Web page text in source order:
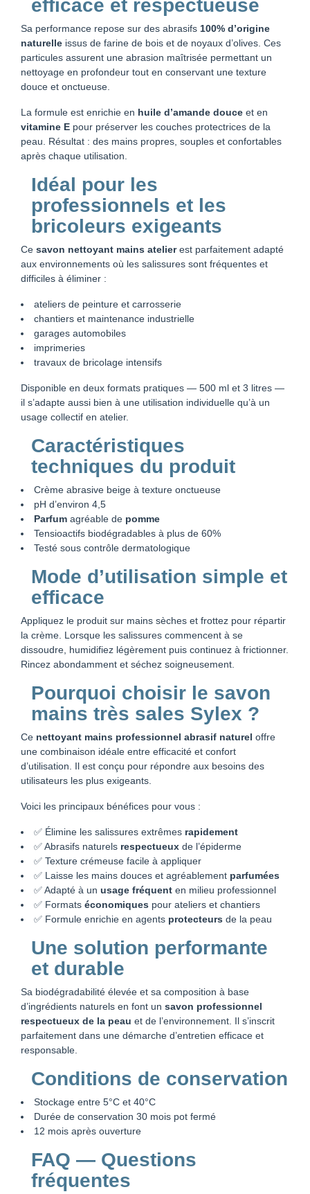
efficace et respectueuse
Sa performance repose sur des abrasifs 100% d’origine
naturelle issus de farine de bois et de noyaux d’olives. Ces
particules assurent une abrasion maîtrisée permettant un
nettoyage en profondeur tout en conservant une texture
douce et onctueuse.
La formule est enrichie en huile d’amande douce et en
vitamine E pour préserver les couches protectrices de la
peau. Résultat : des mains propres, souples et confortables
après chaque utilisation.
Idéal pour les
professionnels et les
bricoleurs exigeants
Ce savon nettoyant mains atelierest parfaitement adapté
aux environnements où les salissures sont fréquentes et
difficiles à éliminer :
ateliers de peinture et carrosserie
chantiers et maintenance industrielle
garages automobiles
imprimeries
travaux de bricolage intensifs
Disponible en deux formats pratiques — 500 ml et 3 litres —
il s’adapte aussi bien à une utilisation individuelle qu’à un
usage collectif en atelier.
Caractéristiques
techniques du produit
Crème abrasive beige à texture onctueuse
pH d’environ 4,5
Parfum agréable de pomme
Tensioactifs biodégradables à plus de 60%
Testé sous contrôle dermatologique
Mode d’utilisation simple et
efficace
Appliquez le produit sur mains sèches et frottez pour répartir
la crème. Lorsque les salissures commencent à se
dissoudre, humidifiez légèrement puis continuez à frictionner.
Rincez abondamment et séchez soigneusement.
Pourquoi choisir le savon
mains très sales Sylex ?
Ce nettoyant mains professionnel abrasif naturel offre
une combinaison idéale entre efficacité et confort
d’utilisation. Il est conçu pour répondre aux besoins des
utilisateurs les plus exigeants.
Voici les principaux bénéfices pour vous :
✅ Élimine les salissures extrêmes rapidement
✅ Abrasifs naturels respectueux de l’épiderme
✅ Texture crémeuse facile à appliquer
✅ Laisse les mains douces et agréablement parfumées
✅ Adapté à un usage fréquent en milieu professionnel
✅ Formats économiques pour ateliers et chantiers
✅ Formule enrichie en agents protecteurs de la peau
Une solution performante
et durable
Sa biodégradabilité élevée et sa composition à base
d’ingrédients naturels en font un savon professionnel
respectueux de la peau et de l’environnement. Il s’inscrit
parfaitement dans une démarche d’entretien efficace et
responsable.
Conditions de conservation
Stockage entre 5°C et 40°C
Durée de conservation 30 mois pot fermé
12 mois après ouverture
FAQ — Questions
fréquentes